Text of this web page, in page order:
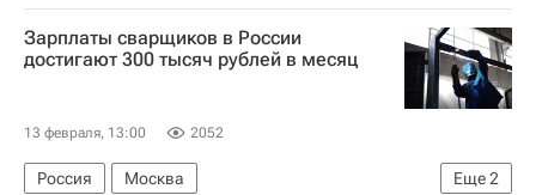
Вологда
Мосгосстройнадзор
Capital Group
Строительство Долгострой
Зарплаты сварщиков в России
достигают 300 тысяч рублей в месяц
13 февраля, 13:00 2052
Еще2
Россия
Москва